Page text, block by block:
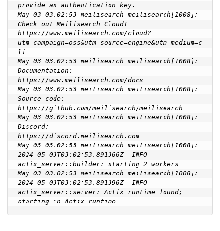
provide an authentication key.
May 03 03:02:53 meilisearch meilisearch[1008]:
Check out Meilisearch Cloud!
https://www.meilisearch.com/cloud?
utm_campaign=oss&utm_source=engine&utm_medium=c
li
May 03 03:02:53 meilisearch meilisearch[1008]:
Documentation:
https://www.meilisearch.com/docs
May 03 03:02:53 meilisearch meilisearch[1008]:
Source code:
https://github.com/meilisearch/meilisearch
May 03 03:02:53 meilisearch meilisearch[1008]:
Discord:
https://discord.meilisearch.com
May 03 03:02:53 meilisearch meilisearch[1008]:
2024-05-03T03:02:53.891366Z  INFO
actix_server::builder: starting 2 workers
May 03 03:02:53 meilisearch meilisearch[1008]:
2024-05-03T03:02:53.891396Z  INFO
actix_server::server: Actix runtime found;